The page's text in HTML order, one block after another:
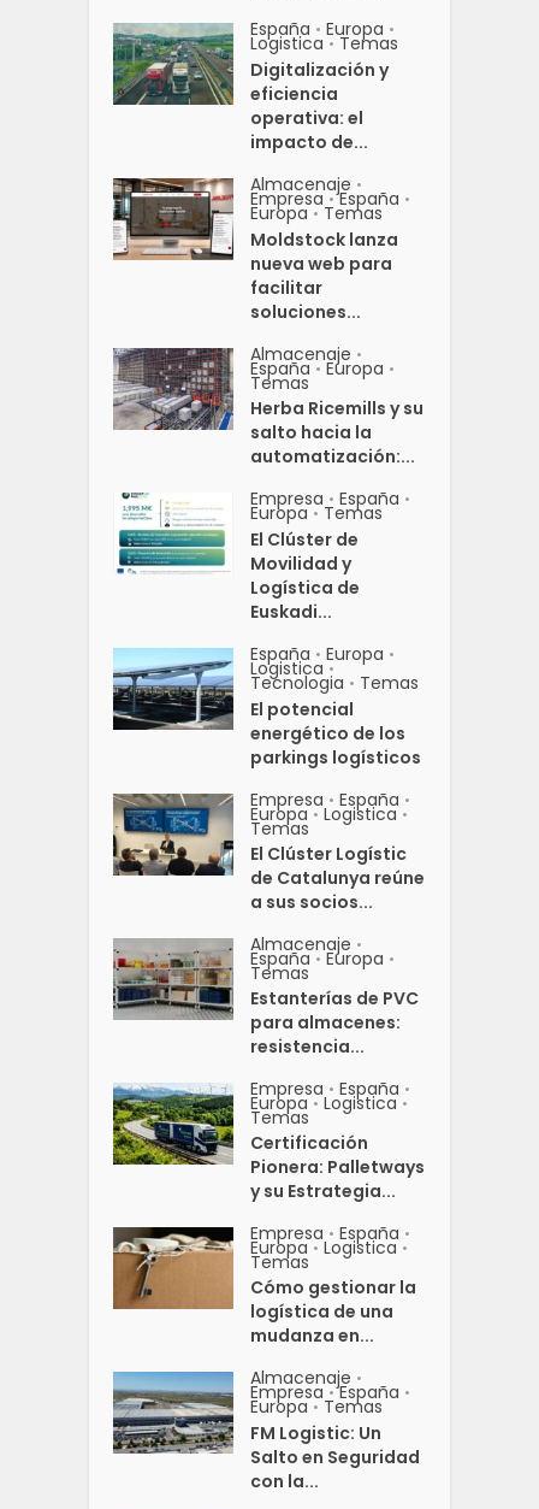
España • Europa •
Logistica • Temas
Digitalización y
eficiencia
operativa: el
impacto de...
Almacenaje •
Empresa • España •
Europa • Temas
Moldstock lanza
nueva web para
facilitar
soluciones...
Almacenaje •
España • Europa •
Temas
Herba Ricemills y su
salto hacia la
automatización:...
Empresa • España •
Europa • Temas
El Clúster de
Movilidad y
Logística de
Euskadi...
España • Europa •
Logistica •
Tecnologia • Temas
El potencial
energético de los
parkings logísticos
Empresa • España •
Europa • Logistica •
Temas
El Clúster Logístic
de Catalunya reúne
a sus socios...
Almacenaje •
España • Europa •
Temas
Estanterías de PVC
para almacenes:
resistencia...
Empresa • España •
Europa • Logistica •
Temas
Certificación
Pionera: Palletways
y su Estrategia...
Empresa • España •
Europa • Logistica •
Temas
Cómo gestionar la
logística de una
mudanza en...
Almacenaje •
Empresa • España •
Europa • Temas
FM Logistic: Un
Salto en Seguridad
con la...